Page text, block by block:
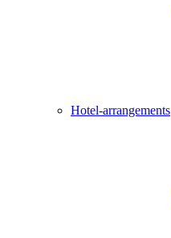
Hotel-arrangements